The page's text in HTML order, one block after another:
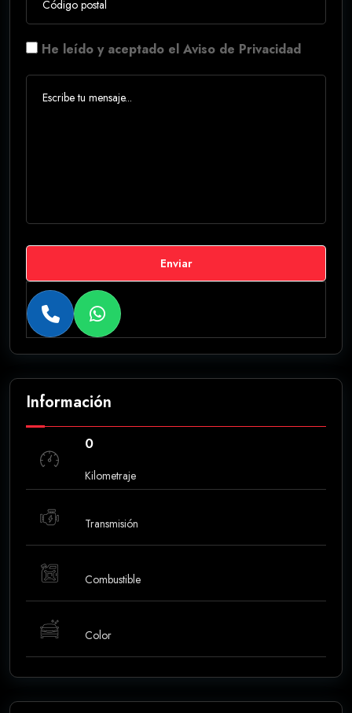
He leído y aceptado el Aviso de Privacidad
Enviar
Información
0
Kilometraje
Transmisión
Combustible
Color